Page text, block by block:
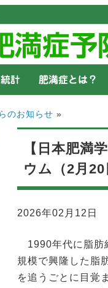
のお知らせ »
【日本肥満
ウム（2月
2026年02月12日
1990年代に脂肪
規模で興隆した脂
を追うごとに目覚